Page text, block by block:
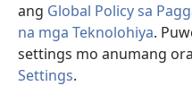
ang Global Policy sa
na mga Teknolohiya.
settings mo anumang
Settings.
Copyright
KASUNDUAN SA PAGGAMIT